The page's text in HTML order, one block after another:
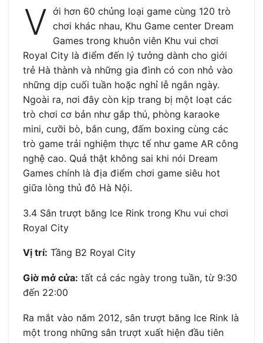
V ới hơn 60 chủng loại game cùng 120 trò
chơi khác nhau, Khu Game center Dream
Games trong khuôn viên Khu vui chơi
Royal City là điểm đến lý tưởng dành cho giới
trẻ Hà thành và những gia đình có con nhỏ vào
những dịp cuối tuần hoặc nghỉ lễ ngắn ngày.
Ngoài ra, nơi đây còn kịp trang bị một loạt các
trò chơi cơ bản như gắp thú, phòng karaoke
mini, cưỡi bò, bắn cung, đấm boxing cùng các
trò game trải nghiệm thực tế như game AR công
nghệ cao. Quả thật không sai khi nói Dream
Games chính là địa điểm chơi game siêu hot
giữa lòng thủ đô Hà Nội.
3.4 Sân trượt băng Ice Rink trong Khu vui chơi
Royal City
Vị trí: Tầng B2 Royal City
Giờ mở cửa: tất cả các ngày trong tuần, từ 9:30
đến 22:00
Ra mắt vào năm 2012, sân trượt băng Ice Rink là
một trong những sân trượt xuất hiện đầu tiên